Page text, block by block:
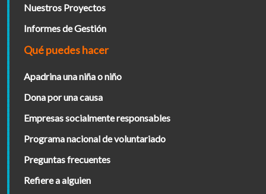
Nuestros Proyectos
Informes de Gestión
Qué puedes hacer
Apadrina una niña o niño
Dona por una causa
Empresas socialmente responsables
Programa nacional de voluntariado
Preguntas frecuentes
Refiere a alguien